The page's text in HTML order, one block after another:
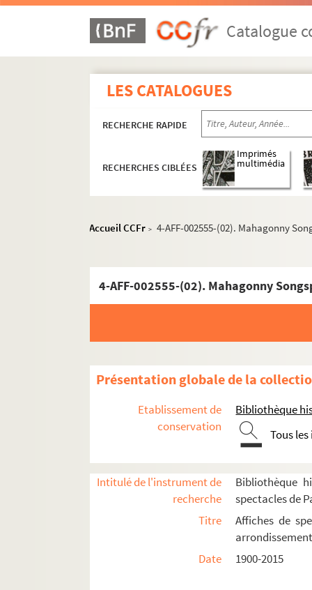
Catalogue
LES CATALOGUES
RECHERCHE RAPIDE
RECHERCHES CIBLÉES
Imprimés
multimédia
Accueil CCFr > 4-AFF-002555-(02). Mahagonny
4-AFF-002555-(02). Mahagonny
Présentation globale de la
Etablissement de
conservation
Bibliothèque
Tous
Intitulé de l'instrument de
recherche
Bibliothèque
spectacles de
Titre
Affiches de
Date
1900-2015
7e arrondissement
14e arrondissement
Café d'Edgar
Casino Montparnasse
Centre américain de Paris
Cité internationale universitaire de Paris